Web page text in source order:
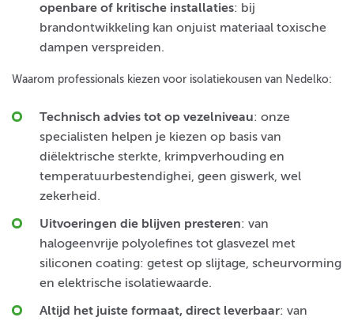
openbare of kritische installaties: bij
brandontwikkeling kan onjuist materiaal toxische
dampen verspreiden.
Waarom professionals kiezen voor isolatiekousen van Nedelko:
Technisch advies tot op vezelniveau: onze
specialisten helpen je kiezen op basis van
diëlektrische sterkte, krimpverhouding en
temperatuurbestendighei, geen giswerk, wel
zekerheid.
Uitvoeringen die blijven presteren: van
halogeenvrije polyolefines tot glasvezel met
siliconen coating: getest op slijtage, scheurvorming
en elektrische isolatiewaarde.
Altijd het juiste formaat, direct leverbaar: van